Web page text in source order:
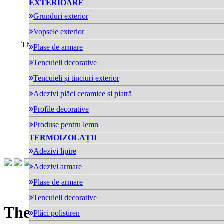
EXTERIOARE
Grunduri exterior
Vopsele exterior
Plase de armare
Tencuieli decorative
Tencuieli și tinciuri exterior
Adezivi plăci ceramice și piatră
Profile decorative
Produse pentru lemn
TERMOIZOLAȚII
Adezivi lipire
Adezivi armare
Plase de armare
Tencuieli decorative
Plăci polistiren
Therm Platte CS 90